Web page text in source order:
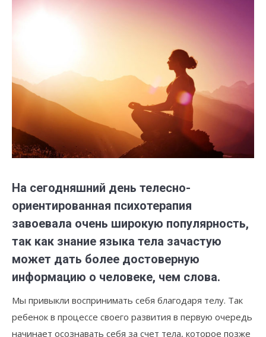
На сегодняшний день телесно-
ориентированная психотерапия
завоевала очень широкую популярность,
так как знание языка тела зачастую
может дать более достоверную
информацию о человеке, чем слова.
Мы привыкли воспринимать себя благодаря телу. Так
ребенок в процессе своего развития в первую очередь
начинает осознавать себя за счет тела, которое позже